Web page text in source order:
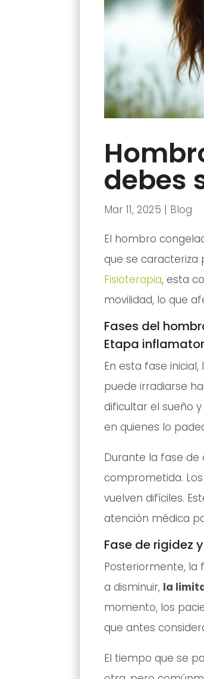
debes
Mar 11, 2025 Blog
El hombro
que se caracteriza
Fisioterapia, esta
movilidad, lo que
Fases del
Etapa
En esta fase
puede irradiarse
dificultar el sueño
en quienes lo
Durante la fase de
comprometida.
vuelven difíciles.
atención médica
Fase de rigidez
Posteriormente, la
a disminuir, la
momento, los
que antes
El tiempo que se